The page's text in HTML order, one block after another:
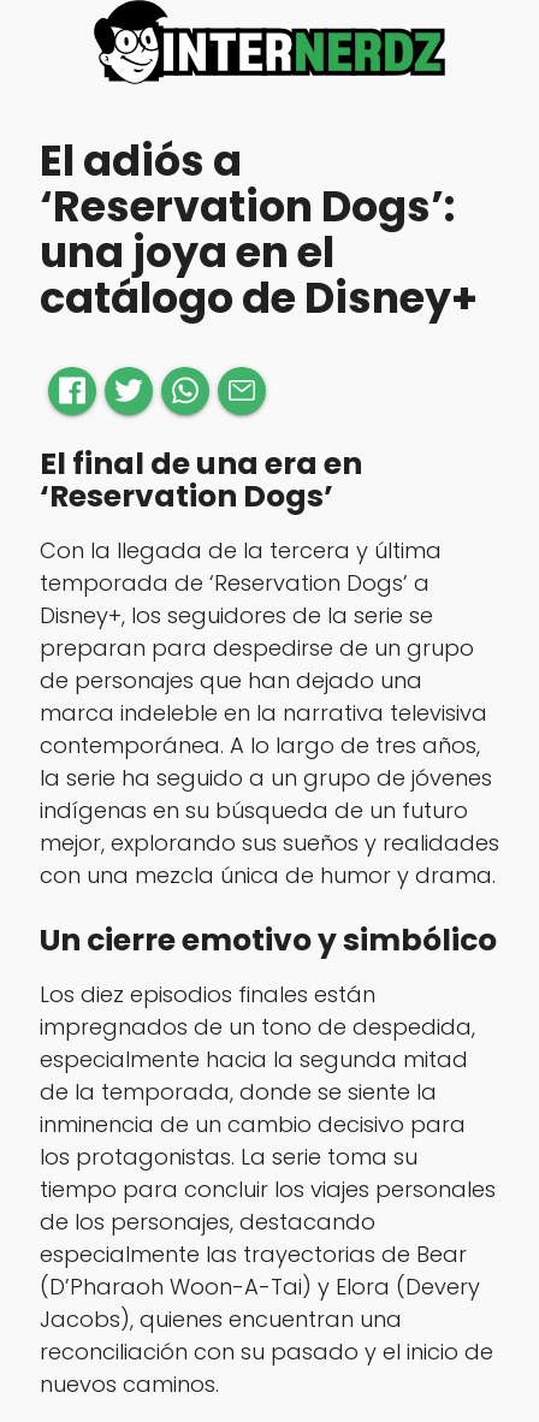
El adiós a
‘Reservation Dogs’:
una joya en el
catálogo de Disney+
El final de una era en
‘Reservation Dogs’
Con la llegada de la tercera y última
temporada de ‘Reservation Dogs’ a
Disney+, los seguidores de la serie se
preparan para despedirse de un grupo
de personajes que han dejado una
marca indeleble en la narrativa televisiva
contemporánea. A lo largo de tres años,
la serie ha seguido a un grupo de jóvenes
indígenas en su búsqueda de un futuro
mejor, explorando sus sueños y realidades
con una mezcla única de humor y drama.
Un cierre emotivo y simbólico
Los diez episodios finales están
impregnados de un tono de despedida,
especialmente hacia la segunda mitad
de la temporada, donde se siente la
inminencia de un cambio decisivo para
los protagonistas. La serie toma su
tiempo para concluir los viajes personales
de los personajes, destacando
especialmente las trayectorias de Bear
(D’Pharaoh Woon-A-Tai) y Elora (Devery
Jacobs), quienes encuentran una
reconciliación con su pasado y el inicio de
nuevos caminos.